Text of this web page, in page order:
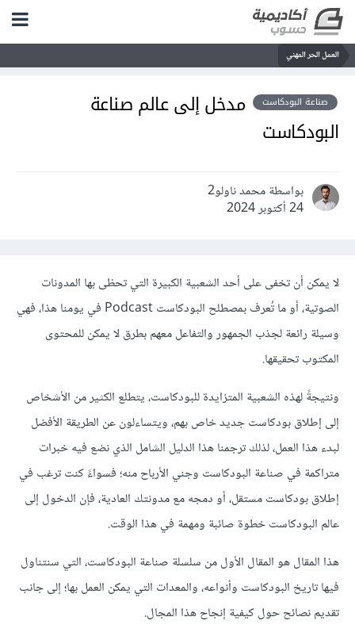
العمل الحر المهني
صناعة البودكاست
مدخل إلى عالم صناعة
البودكاست
بواسطة محمد ناولو2
24 أكتوبر 2024
لا يمكن أن تخفى على أحد الشعبية الكبيرة التي تحظى بها المدونات
الصوتية، أو ما تُعرف بمصطلح البودكاست Podcast في يومنا هذا، فهي
وسيلة رائعة لجذب الجمهور والتفاعل معهم بطرق لا يمكن للمحتوى
المكتوب تحقيقها.
ونتيجةً لهذه الشعبية المتزايدة للبودكاست، يتطلع الكثير من الأشخاص
إلى إطلاق بودكاست جديد خاص بهم، ويتساءلون عن الطريقة الأفضل
لبدء هذا العمل، لذلك ترجمنا هذا الدليل الشامل الذي نضع فيه خبرات
متراكمة في صناعة البودكاست وجني الأرباح منه؛ فسواءً كنت ترغب في
إطلاق بودكاست مستقل، أو دمجه مع مدونتك العادية، فإن الدخول إلى
عالم البودكاست خطوة صائبة ومهمة في هذا الوقت.
هذا المقال هو المقال الأول من سلسلة صناعة البودكاست، التي سنتناول
فيها تاريخ البودكاست وأنواعه، والمعدات التي يمكن العمل بها؛ إلى جانب
تقديم نصائح حول كيفية إنجاح هذا المجال.